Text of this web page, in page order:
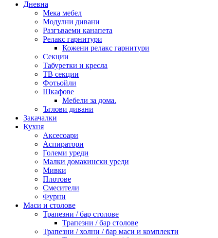
Дневна
Мека мебел
Модулни дивани
Разгъваеми канапета
Релакс гарнитури
Кожени релакс гарнитури
Секции
Табуретки и кресла
ТВ секции
Фотьойли
Шкафове
Мебели за дома.
Ъглови дивани
Закачалки
Кухня
Аксесоари
Аспиратори
Големи уреди
Малки домакински уреди
Мивки
Плотове
Смесители
Фурни
Маси и столове
Трапезни / бар столове
Трапезни / бар столове
Трапезни / холни / бар маси и комплекти